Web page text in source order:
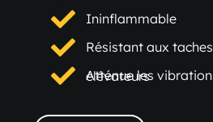
Ininflammable
Résistant aux taches
Atténue les vibrations des chariots élévateurs